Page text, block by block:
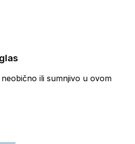
ili sumnjivo u ovom